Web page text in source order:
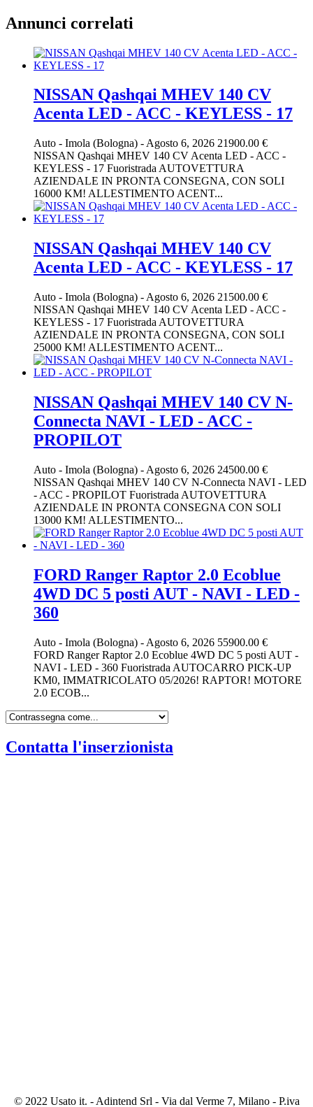
Annunci correlati
NISSAN Qashqai MHEV 140 CV
Acenta LED - ACC - KEYLESS - 17
Auto - Imola (Bologna) - Agosto 6, 2026 21900.00 €
NISSAN Qashqai MHEV 140 CV Acenta LED - ACC -
KEYLESS - 17 Fuoristrada AUTOVETTURA
AZIENDALE IN PRONTA CONSEGNA, CON SOLI
16000 KM! ALLESTIMENTO ACENT...
NISSAN Qashqai MHEV 140 CV
Acenta LED - ACC - KEYLESS - 17
Auto - Imola (Bologna) - Agosto 6, 2026 21500.00 €
NISSAN Qashqai MHEV 140 CV Acenta LED - ACC -
KEYLESS - 17 Fuoristrada AUTOVETTURA
AZIENDALE IN PRONTA CONSEGNA, CON SOLI
25000 KM! ALLESTIMENTO ACENT...
NISSAN Qashqai MHEV 140 CV N-
Connecta NAVI - LED - ACC -
PROPILOT
Auto - Imola (Bologna) - Agosto 6, 2026 24500.00 €
NISSAN Qashqai MHEV 140 CV N-Connecta NAVI - LED
- ACC - PROPILOT Fuoristrada AUTOVETTURA
AZIENDALE IN PRONTA CONSEGNA CON SOLI
13000 KM! ALLESTIMENTO...
FORD Ranger Raptor 2.0 Ecoblue
4WD DC 5 posti AUT - NAVI - LED -
360
Auto - Imola (Bologna) - Agosto 6, 2026 55900.00 €
FORD Ranger Raptor 2.0 Ecoblue 4WD DC 5 posti AUT -
NAVI - LED - 360 Fuoristrada AUTOCARRO PICK-UP
KM0, IMMATRICOLATO 05/2026! RAPTOR! MOTORE
2.0 ECOB...
Contatta l'inserzionista
© 2022 Usato it. - Adintend Srl - Via dal Verme 7, Milano - P.iva